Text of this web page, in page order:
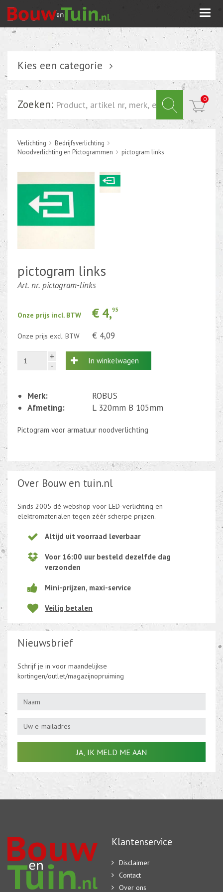
Kies een categorie
Verlichting
Inbouwdoos-kabeldoos
Tuin elektriciteit
Tuinverlichting
Grondspots met geïntrigeerde LED of energie zuinige
CEE-stekker-contra 380-230V
Beweging-Tijd-Rook Sensors
Zoeken: 0
Verlichting
Bedrijfsverlichting
Noodverlichting en Pictogrammen
pictogram links
pictogram links
Art. nr. pictogram-links
Onze prijs incl. BTW € 4,95
Onze prijs excl. BTW
€ 4,09
+
-
In winkelwagen
Merk:
ROBUS
Afmeting:
L 320mm B 105mm
Pictogram voor armatuur noodverlichting
Over Bouw en tuin.nl
Sinds 2005 dè webshop voor LED-verlichting en
elektromaterialen tegen zéér scherpe prijzen.
Altijd uit voorraad leverbaar
Voor 16:00 uur besteld dezelfde dag
verzonden
Mini-prijzen, maxi-service
Veilig betalen
Nieuwsbrief
Schrijf je in voor maandelijkse
kortingen/outlet/magazijnopruiming
Klantenservice
Disclaimer
Contact
Over ons